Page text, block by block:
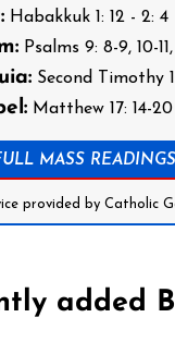
Habakkuk 1: 12 - 2: 4
Psalms 9: 8-9, 10-11,
Second Timothy
Matthew 17: 14-20
MASS READINGS
provided by Catholic
added